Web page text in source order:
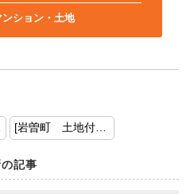
ション・土地
[岩曽町 土地付建物 ご契約 おめでとうございます] 次の記事 ＞
記事